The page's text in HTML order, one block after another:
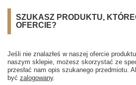
SZUKASZ PRODUKTU,
OFERCIE?
Jeśli nie znalazłeś w naszej ofercie
naszym sklepie, możesz skorzystać ze
przesłać nam opis szukanego przedmiotu.
być zalogowany.